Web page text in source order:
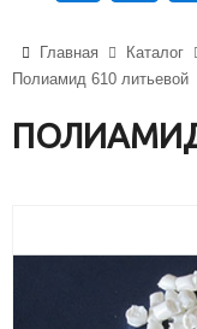
+375 (29)
+375 (33)
aysberg-
Главная Каталог
Полиамид 610 литьевой